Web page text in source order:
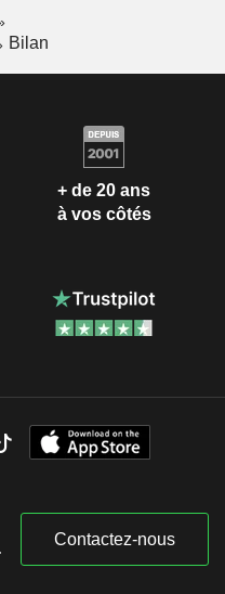
Bilan
+ de 20 ans
à vos côtés
Contactez-nous